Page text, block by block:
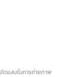
ดแสงในการถ่ายภาพ